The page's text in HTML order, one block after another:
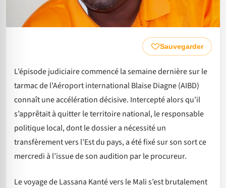
Sauvegarder
L’épisode judiciaire commencé la semaine dernière sur le
tarmac de l’Aéroport international Blaise Diagne (AIBD)
connaît une accélération décisive. Intercepté alors qu’il
s’apprêtait à quitter le territoire national, le responsable
politique local, dont le dossier a nécessité un
transfèrement vers l’Est du pays, a été fixé sur son sort ce
mercredi à l’issue de son audition par le procureur.
Le voyage de Lassana Kanté vers le Mali s’est brutalement